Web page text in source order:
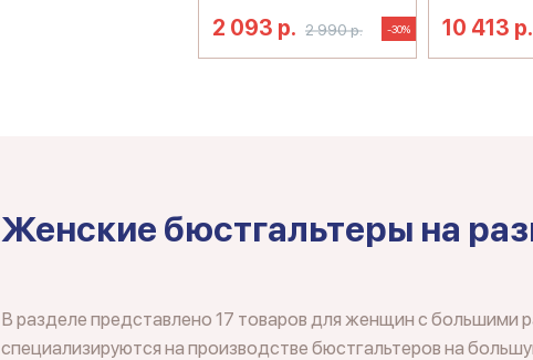
2 093 р. 2 990 р. -30% 10 413 р.
Женские бюстгальтеры на
В разделе представлено 17 товаров для женщин с большими
специализируются на производстве бюстгальтеров на